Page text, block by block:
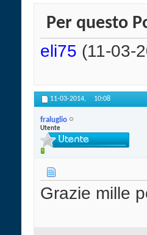
Per questo
eli75 (11-03-
11-03-2014, 10:08
fraluglio
Utente
Grazie mille